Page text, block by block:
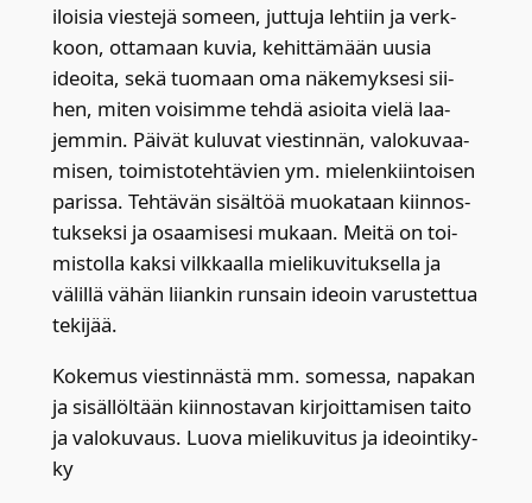
iloi­sia vies­te­jä someen, jut­tu­ja leh­tiin ja verk­
koon, otta­maan kuvia, kehit­tä­mään uusia
ideoi­ta, sekä tuo­maan oma näke­myk­se­si sii­
hen, miten voi­sim­me teh­dä asioi­ta vie­lä laa­
jem­min. Päi­vät kulu­vat vies­tin­nän, valo­ku­vaa­
mi­sen, toi­mis­to­teh­tä­vien ym. mie­len­kiin­toi­sen
paris­sa. Teh­tä­vän sisäl­töä muo­ka­taan kiin­nos­
tuk­sek­si ja osaa­mi­se­si mukaan. Mei­tä on toi­
mis­tol­la kak­si vilk­kaal­la mie­li­ku­vi­tuk­sel­la ja
välil­lä vähän lii­an­kin run­sain ideoin varus­tet­tua
teki­jää.
Koke­mus vies­tin­näs­tä mm. somes­sa, napa­kan
ja sisäl­löl­tään kiin­nos­ta­van kir­joit­ta­mi­sen tai­to
ja valo­ku­vaus. Luo­va mie­li­ku­vi­tus ja ideoin­ti­ky­
ky